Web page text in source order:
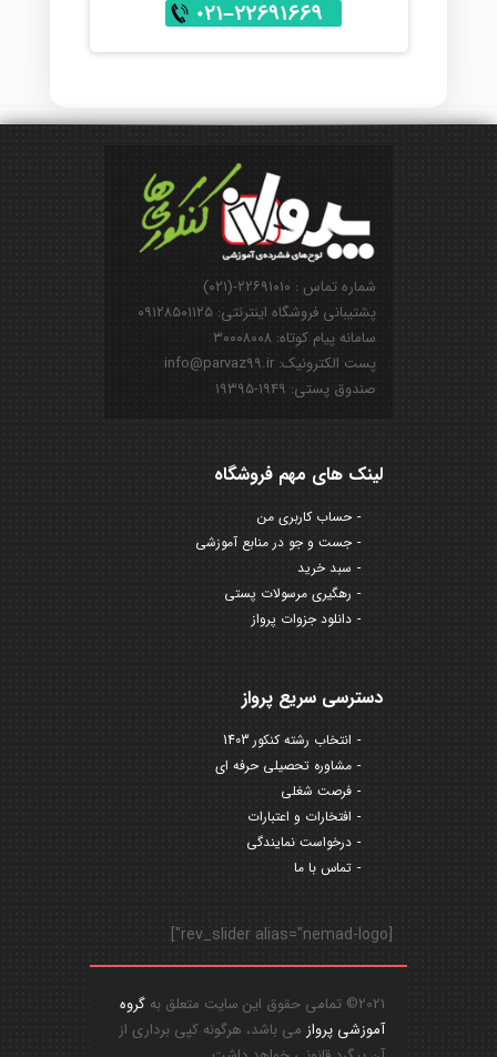
شماره تماس : ۲۲۶۹۱۰۱۰-(۰۲۱)
پشتیبانی فروشگاه اینترنتی: ۰۹۱۲۸۵۰۱۱۲۵
سامانه پیام کوتاه: ۳۰۰۰۸۰۰۸
پست الکترونیک: info@parvaz99.ir
صندوق پستی: ۱۹۴۹-۱۹۳۹۵
لینک های مهم فروشگاه
حساب کاربری من
جست و جو در منابع آموزشی
سبد خرید
رهگیری مرسولات پستی
دانلود جزوات پرواز
دسترسی سریع پرواز
انتخاب رشته کنکور 1403
مشاوره تحصیلی حرفه ای
فرصت شغلی
افتخارات و اعتبارات
درخواست نمایندگی
تماس با ما
[rev_slider alias="nemad-logo"]
2021© تمامی حقوق این سایت متعلق به
گروه
آموزشی پرواز می باشد، هرگونه کپی برداری از